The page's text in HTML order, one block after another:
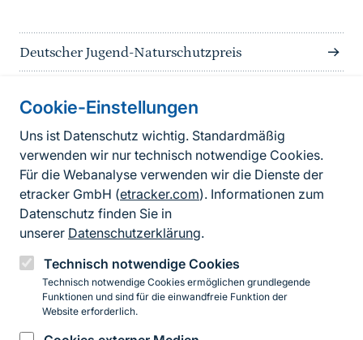
Cookie-Einstellungen
Uns ist Datenschutz wichtig. Standardmäßig
verwenden wir nur technisch notwendige Cookies.
Für die Webanalyse verwenden wir die Dienste der
etracker GmbH (etracker.com). Informationen zum
Datenschutz finden Sie in
unserer Datenschutzerklärung.
Technisch notwendige Cookies
Technisch notwendige Cookies ermöglichen grundlegende
Funktionen und sind für die einwandfreie Funktion der
Website erforderlich.
Deutscher Jugend-Naturschutzpreis
Informationen zur Seite
FußzeileKontakt zum BfN
Kontaktformular
Erklärung zur Barrierefreiheit
Impressum
Datenschutz